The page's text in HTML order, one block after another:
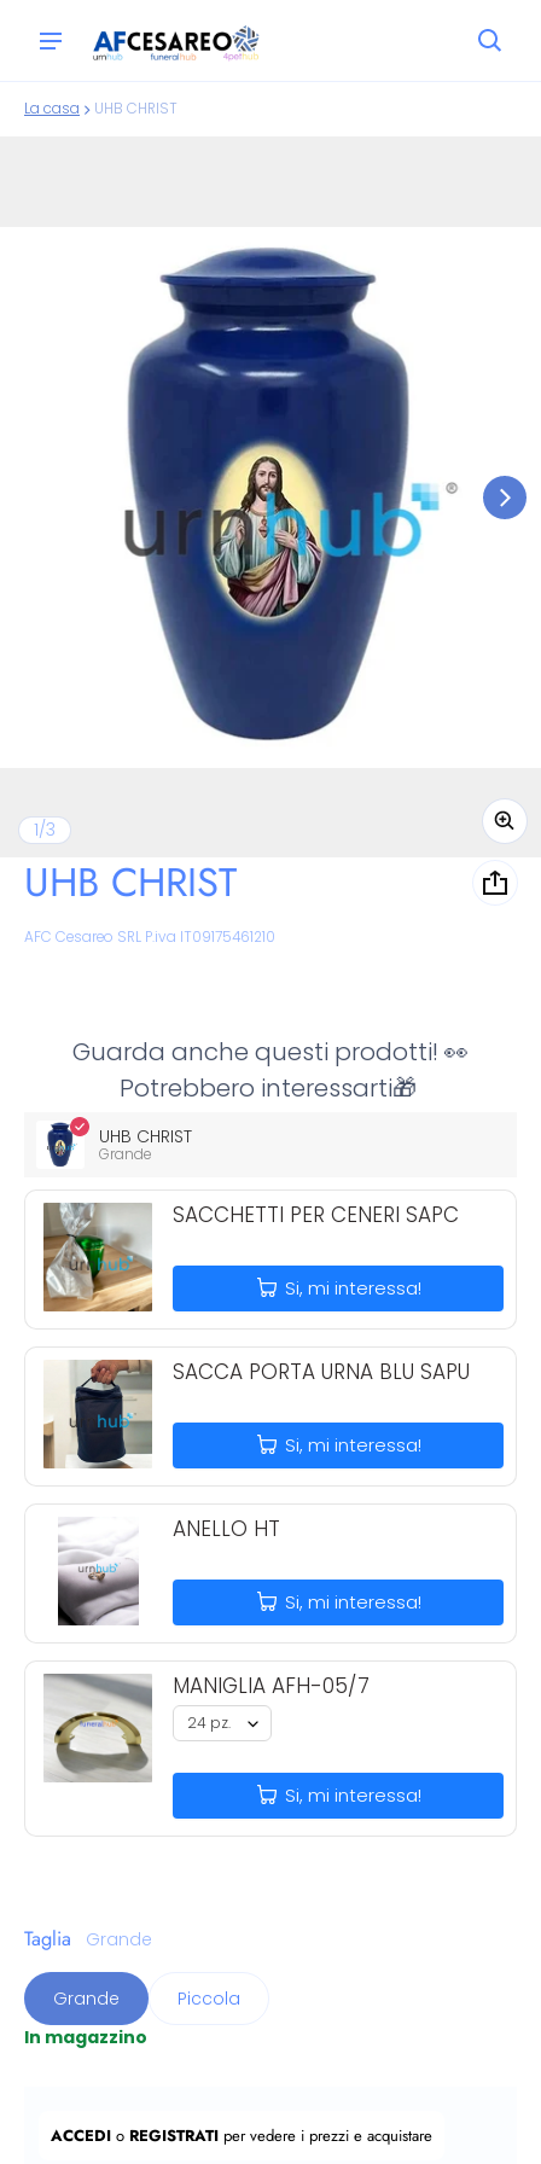
La casa UHB CHRIST
1/
di3
UHB CHRIST
Venditore:
AFC Cesareo SRL P.iva IT09175461210
Guarda anche questi prodotti! 👀
Potrebbero interessarti🎁
UHB CHRIST
Grande
SACCHETTI PER CENERI SAPC
Si, mi interessa!
SACCA PORTA URNA BLU SAPU
Si, mi interessa!
ANELLO HT
Si, mi interessa!
MANIGLIA AFH-05/7
Si, mi interessa!
Taglia Grande
Grande
Piccola
In magazzino
ACCEDI o REGISTRATI per vedere i prezzi e acquistare